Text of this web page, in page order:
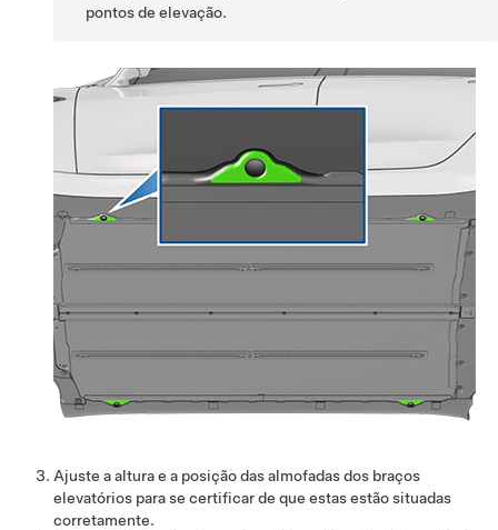
pontos de elevação.
Ajuste a altura e a posição das almofadas dos braços
elevatórios para se certificar de que estas estão situadas
corretamente.